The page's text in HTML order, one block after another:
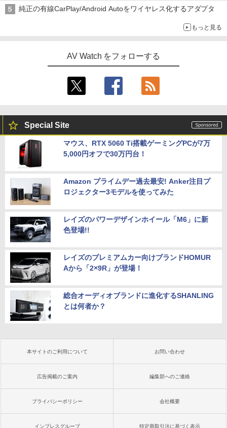
純正の有線CarPlay/Android Autoをワイヤレス化するアダプタ
もっと見る
AV Watch をフォローする
Special Site
マウス、RTX 5060 Ti搭載ゲーミングPCが7万
5,000円オフで30万円台！
Amazon プライムデー過去最安! Anker注目プ
ロジェクター3モデルを使ってみた
レイズのパワーデザインホイール「M6」に新
色登場!!
レイズのプレミアムカー向けブランドHOMUR
Aから「2×9R」が登場！
総合オーディオブランドに進化するSHANLING
とは何者か？
本サイトのご利用について お問い合わせ
広告掲載のご案内 編集部へのご連絡
プライバシーポリシー 会社概要
インプレスグループ 特定商取引法に基づく表示